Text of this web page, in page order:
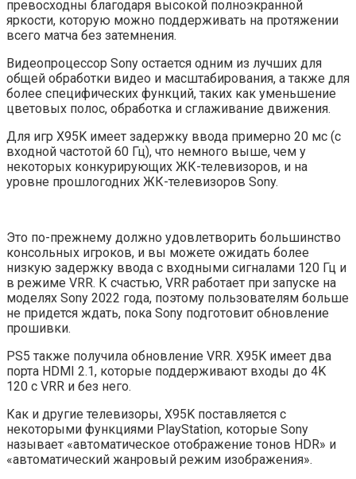
превосходны благодаря высокой полноэкранной
яркости, которую можно поддерживать на протяжении
всего матча без затемнения.
Видеопроцессор Sony остается одним из лучших для
общей обработки видео и масштабирования, а также для
более специфических функций, таких как уменьшение
цветовых полос, обработка и сглаживание движения.
Для игр X95K имеет задержку ввода примерно 20 мс (с
входной частотой 60 Гц), что немного выше, чем у
некоторых конкурирующих ЖК-телевизоров, и на
уровне прошлогодних ЖК-телевизоров Sony.
Это по-прежнему должно удовлетворить большинство
консольных игроков, и вы можете ожидать более
низкую задержку ввода с входными сигналами 120 Гц и
в режиме VRR. К счастью, VRR работает при запуске на
моделях Sony 2022 года, поэтому пользователям больше
не придется ждать, пока Sony подготовит обновление
прошивки.
PS5 также получила обновление VRR. X95K имеет два
порта HDMI 2.1, которые поддерживают входы до 4K
120 с VRR и без него.
Как и другие телевизоры, X95K поставляется с
некоторыми функциями PlayStation, которые Sony
называет «автоматическое отображение тонов HDR» и
«автоматический жанровый режим изображения».